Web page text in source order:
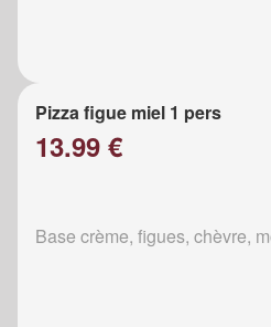
Pizza figue miel 1 pers
13.99 €
Base crème, figues, chèvre,